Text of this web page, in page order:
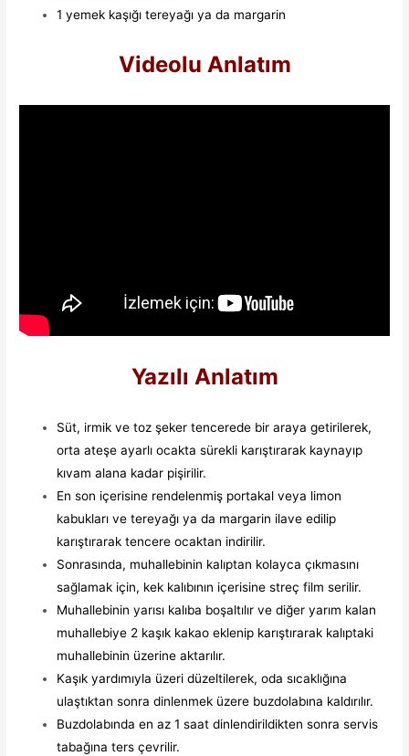
1 yemek kaşığı tereyağı ya da margarin
Videolu Anlatım
Yazılı Anlatım
Süt, irmik ve toz şeker tencerede bir araya getirilerek,
orta ateşe ayarlı ocakta sürekli karıştırarak kaynayıp
kıvam alana kadar pişirilir.
En son içerisine rendelenmiş portakal veya limon
kabukları ve tereyağı ya da margarin ilave edilip
karıştırarak tencere ocaktan indirilir.
Sonrasında, muhallebinin kalıptan kolayca çıkmasını
sağlamak için, kek kalıbının içerisine streç film serilir.
Muhallebinin yarısı kalıba boşaltılır ve diğer yarım kalan
muhallebiye 2 kaşık kakao eklenip karıştırarak kalıptaki
muhallebinin üzerine aktarılır.
Kaşık yardımıyla üzeri düzeltilerek, oda sıcaklığına
ulaştıktan sonra dinlenmek üzere buzdolabına kaldırılır.
Buzdolabında en az 1 saat dinlendirildikten sonra servis
tabağına ters çevrilir.